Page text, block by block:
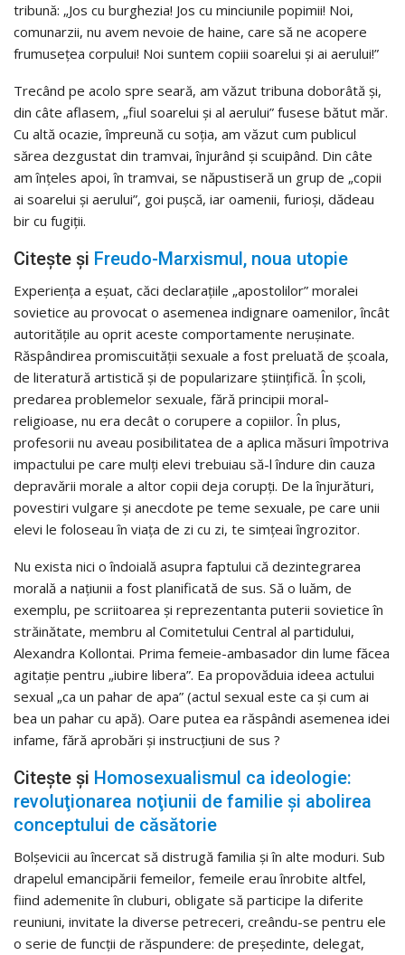
tribună: „Jos cu burghezia! Jos cu minciunile popimii! Noi,
comunarzii, nu avem nevoie de haine, care să ne acopere
frumusețea corpului! Noi suntem copiii soarelui și ai aerului!”
Trecând pe acolo spre seară, am văzut tribuna doborâtă și,
din câte aflasem, „fiul soarelui și al aerului” fusese bătut măr.
Cu altă ocazie, împreună cu soția, am văzut cum publicul
sărea dezgustat din tramvai, înjurând și scuipând. Din câte
am înțeles apoi, în tramvai, se năpustiseră un grup de „copii
ai soarelui și aerului”, goi pușcă, iar oamenii, furioși, dădeau
bir cu fugiții.
Citește și Freudo-Marxismul, noua utopie
Experiența a eșuat, căci declarațiile „apostolilor” moralei
sovietice au provocat o asemenea indignare oamenilor, încât
autoritățile au oprit aceste comportamente nerușinate.
Răspândirea promiscuității sexuale a fost preluată de școala,
de literatură artistică și de popularizare științifică. În școli,
predarea problemelor sexuale, fără principii moral-
religioase, nu era decât o corupere a copiilor. În plus,
profesorii nu aveau posibilitatea de a aplica măsuri împotriva
impactului pe care mulți elevi trebuiau să-l îndure din cauza
depravării morale a altor copii deja corupți. De la înjurături,
povestiri vulgare și anecdote pe teme sexuale, pe care unii
elevi le foloseau în viața de zi cu zi, te simțeai îngrozitor.
Nu exista nici o îndoială asupra faptului că dezintegrarea
morală a națiunii a fost planificată de sus. Să o luăm, de
exemplu, pe scriitoarea și reprezentanta puterii sovietice în
străinătate, membru al Comitetului Central al partidului,
Alexandra Kollontai. Prima femeie-ambasador din lume făcea
agitație pentru „iubire libera”. Ea propovăduia ideea actului
sexual „ca un pahar de apa” (actul sexual este ca și cum ai
bea un pahar cu apă). Oare putea ea răspândi asemenea idei
infame, fără aprobări și instrucțiuni de sus ?
Citește și Homosexualismul ca ideologie:
revoluţionarea noţiunii de familie şi abolirea
conceptului de căsătorie
Bolșevicii au încercat să distrugă familia și în alte moduri. Sub
drapelul emancipării femeilor, femeile erau înrobite altfel,
fiind ademenite în cluburi, obligate să participe la diferite
reuniuni, invitate la diverse petreceri, creându-se pentru ele
o serie de funcții de răspundere: de președinte, delegat,